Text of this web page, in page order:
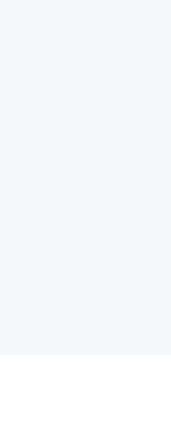
SUV - 3